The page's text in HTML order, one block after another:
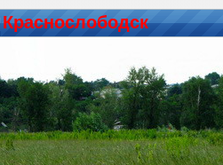
Красноcлободск